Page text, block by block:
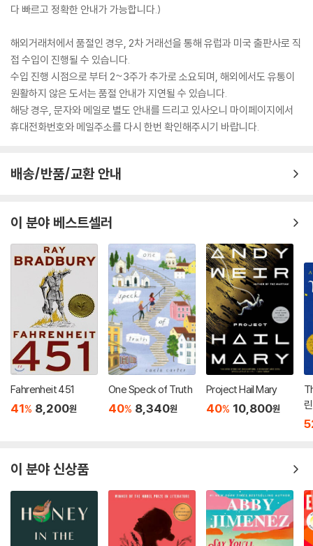
다 빠르고 정확한 안내가 가능합니다.)
해외거래처에서 품절인 경우, 2차 거래선을 통해 유럽과 미국 출판사로 직
접 수입이 진행될 수 있습니다.
수입 진행 시점으로 부터 2~3주가 추가로 소요되며, 해외에서도 유통이
원활하지 않은 도서는 품절 안내가 지연될 수 있습니다.
해당 경우, 문자와 메일로 별도 안내를 드리고 있사오니 마이페이지에서
휴대전화번호와 메일주소를 다시 한번 확인해주시기 바랍니다.
배송/반품/교환 안내
이 분야 베스트셀러
Fahrenheit 451
41% 8,200원
One Speck of Truth
40% 8,340원
Project Hail Mary
40% 10,800원
이 분야 신상품